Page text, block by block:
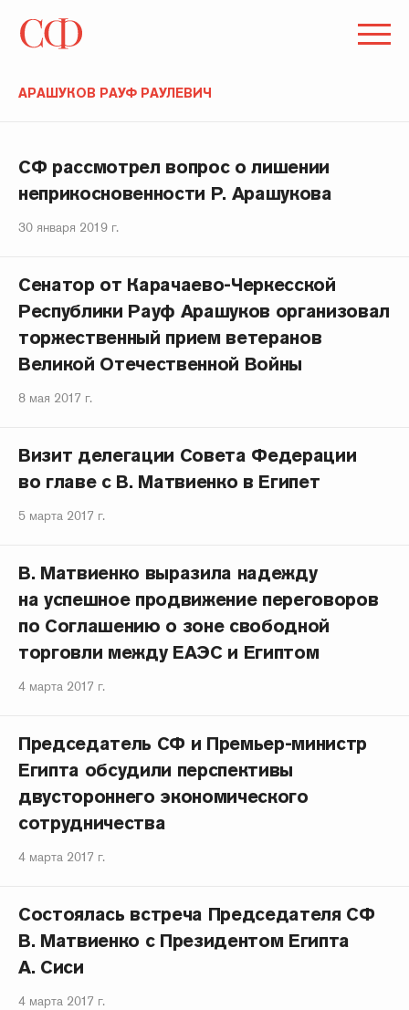
АРАШУКОВ РАУФ РАУЛЕВИЧ
СФ рассмотрел вопрос о лишении
неприкосновенности Р. Арашукова
30 января 2019 г.
Сенатор от Карачаево-Черкесской
Республики Рауф Арашуков организовал
торжественный прием ветеранов
Великой Отечественной Войны
8 мая 2017 г.
Визит делегации Совета Федерации
во главе с В. Матвиенко в Египет
5 марта 2017 г.
В. Матвиенко выразила надежду
на успешное продвижение переговоров
по Соглашению о зоне свободной
торговли между ЕАЭС и Египтом
4 марта 2017 г.
Председатель СФ и Премьер-министр
Египта обсудили перспективы
двустороннего экономического
сотрудничества
4 марта 2017 г.
Состоялась встреча Председателя СФ
В. Матвиенко с Президентом Египта
А. Сиси
4 марта 2017 г.